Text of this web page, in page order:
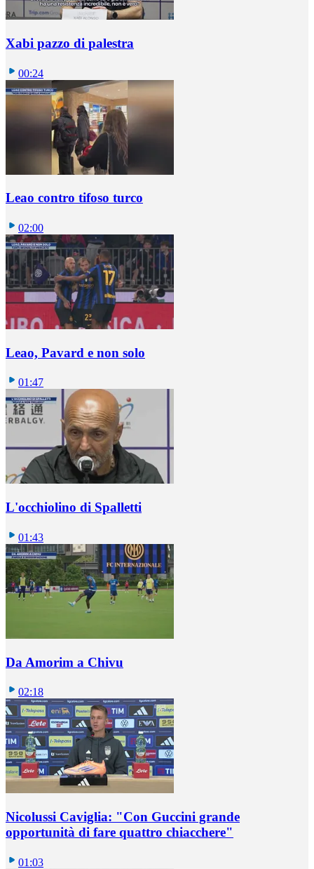
Xabi pazzo di palestra
00:24
Leao contro tifoso turco
02:00
Leao, Pavard e non solo
01:47
L'occhiolino di Spalletti
01:43
Da Amorim a Chivu
02:18
Nicolussi Caviglia: "Con Guccini grande
opportunità di fare quattro chiacchere"
01:03